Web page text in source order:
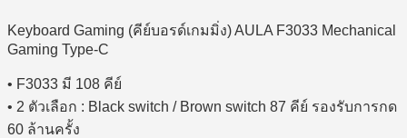
Keyboard Gaming (คีย์บอรด์เกมมิ่ง) AULA F3033 Mechanical
Gaming Type-C
• F3033 มี 108 คีย์
• 2 ตัวเลือก : Black switch / Brown switch 87 คีย์ รองรับการกด
60 ล้านครั้ง